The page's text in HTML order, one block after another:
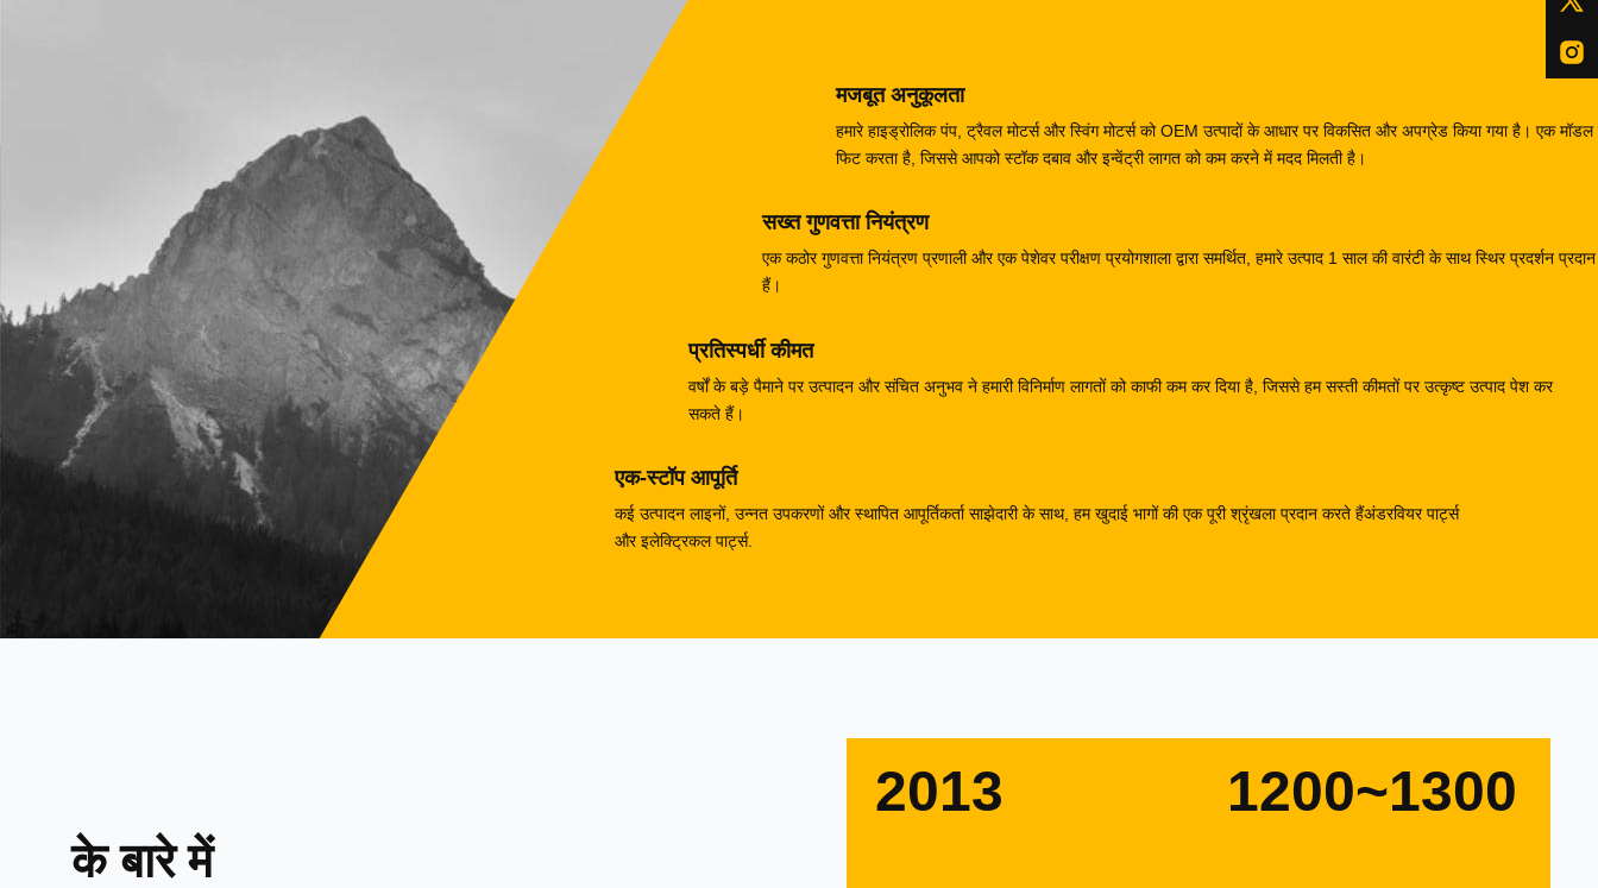
मजबूत अनुकूलता
हमारे हाइड्रोलिक पंप, ट्रैवल मोटर्स और स्विंग मोटर्स को OEM उत्पादों के आधार पर विकसित और अपग्रेड किया गया है। एक
फिट करता है, जिससे आपको स्टॉक दबाव और इन्वेंट्री लागत को कम करने में मदद मिलती है।
सख्त गुणवत्ता नियंत्रण
एक कठोर गुणवत्ता नियंत्रण प्रणाली और एक पेशेवर परीक्षण प्रयोगशाला द्वारा समर्थित, हमारे उत्पाद 1 साल की वारंटी के साथ स्थिर प्रदर्शन
हैं।
प्रतिस्पर्धी कीमत
वर्षों के बड़े पैमाने पर उत्पादन और संचित अनुभव ने हमारी विनिर्माण लागतों को काफी कम कर दिया है, जिससे हम सस्ती कीमतों पर उत्कृष्ट उत्पाद पेश कर
सकते हैं।
एक-स्टॉप आपूर्ति
कई उत्पादन लाइनों, उन्नत उपकरणों और स्थापित आपूर्तिकर्ता साझेदारी के साथ, हम खुदाई भागों की एक पूरी श्रृंखला प्रदान करते हैंअंडरवियर पार्ट्स
और इलेक्ट्रिकल पार्ट्स.
के बारे में
2013 1200~1300